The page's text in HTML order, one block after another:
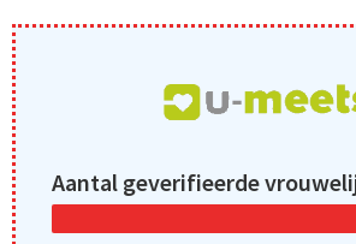
Aantal geverifieerde